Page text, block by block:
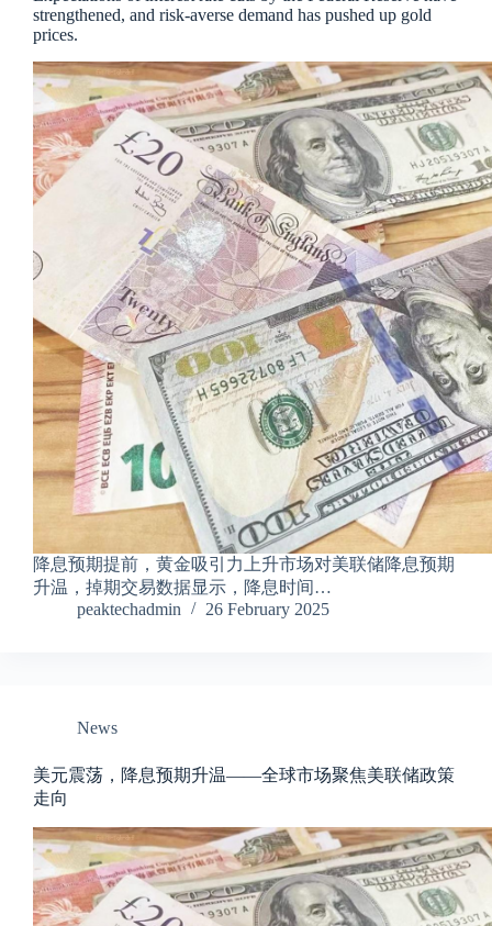
strengthened, and risk-averse demand has pushed up gold
prices.
降息预期提前，黄金吸引力上升市场对美联储降息预期
升温，掉期交易数据显示，降息时间…
peaktechadmin
26 February 2025
News
美元震荡，降息预期升温——全球市场聚焦美联储政策
走向